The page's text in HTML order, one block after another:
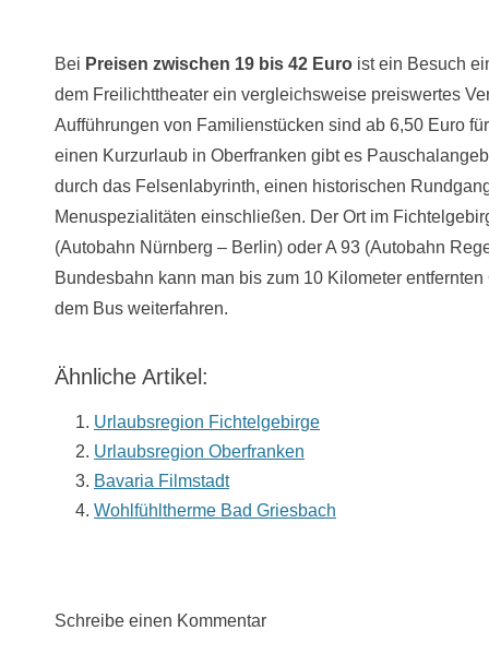
Bei Preisen zwischen 19 bis 42 Euro ist ein Besuch
dem Freilichttheater ein vergleichsweise preiswertes
Aufführungen von Familienstücken sind ab 6,50 Euro
einen Kurzurlaub in Oberfranken gibt es
durch das Felsenlabyrinth, einen historischen
Menuspezialitäten einschließen. Der Ort im
(Autobahn Nürnberg – Berlin) oder A 93 (Autobahn
Bundesbahn kann man bis zum 10 Kilometer
dem Bus weiterfahren.
Ähnliche Artikel:
Urlaubsregion Fichtelgebirge
Urlaubsregion Oberfranken
Bavaria Filmstadt
Wohlfühltherme Bad Griesbach
Schreibe einen Kommentar